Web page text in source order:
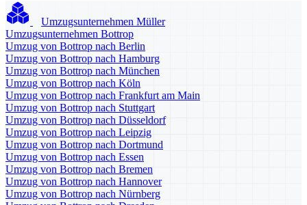
Umzugsunternehmen Müller
Umzugsunternehmen Bottrop
Umzug von Bottrop nach Berlin
Umzug von Bottrop nach Hamburg
Umzug von Bottrop nach München
Umzug von Bottrop nach Köln
Umzug von Bottrop nach Frankfurt am Main
Umzug von Bottrop nach Stuttgart
Umzug von Bottrop nach Düsseldorf
Umzug von Bottrop nach Leipzig
Umzug von Bottrop nach Dortmund
Umzug von Bottrop nach Essen
Umzug von Bottrop nach Bremen
Umzug von Bottrop nach Hannover
Umzug von Bottrop nach Nürnberg